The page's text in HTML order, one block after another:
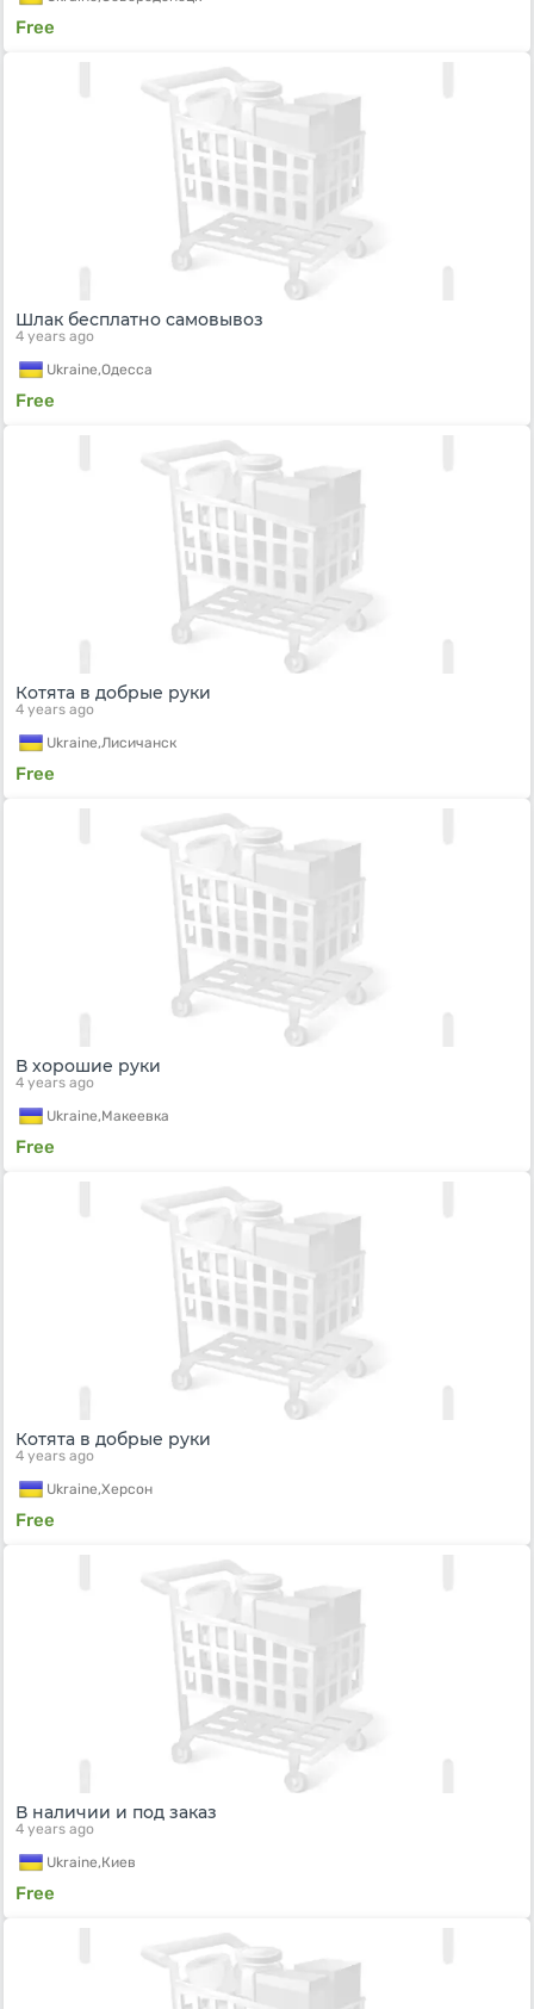
Free
Шлак бесплатно самовывоз
4 years ago
Ukraine,Одесса
Free
Котята в добрые руки
4 years ago
Ukraine,Лисичанск
Free
В хорошие руки
4 years ago
Ukraine,Макеевка
Free
Котята в добрые руки
4 years ago
Ukraine,Херсон
Free
В наличии и под заказ
4 years ago
Ukraine,Киев
Free